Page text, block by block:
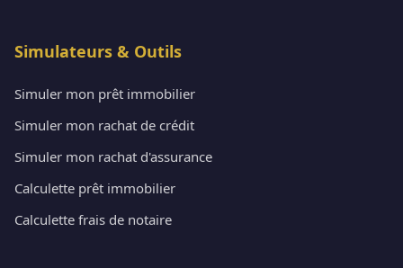
Simulateurs & Outils
Simuler mon prêt immobilier
Simuler mon rachat de crédit
Simuler mon rachat d'assurance
Calculette prêt immobilier
Calculette frais de notaire